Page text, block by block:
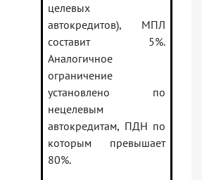
целевых
автокредитов), МПЛ
составит 5%.
Аналогичное
ограничение
установлено по
нецелевым
автокредитам, ПДН по
которым превышает
80%.